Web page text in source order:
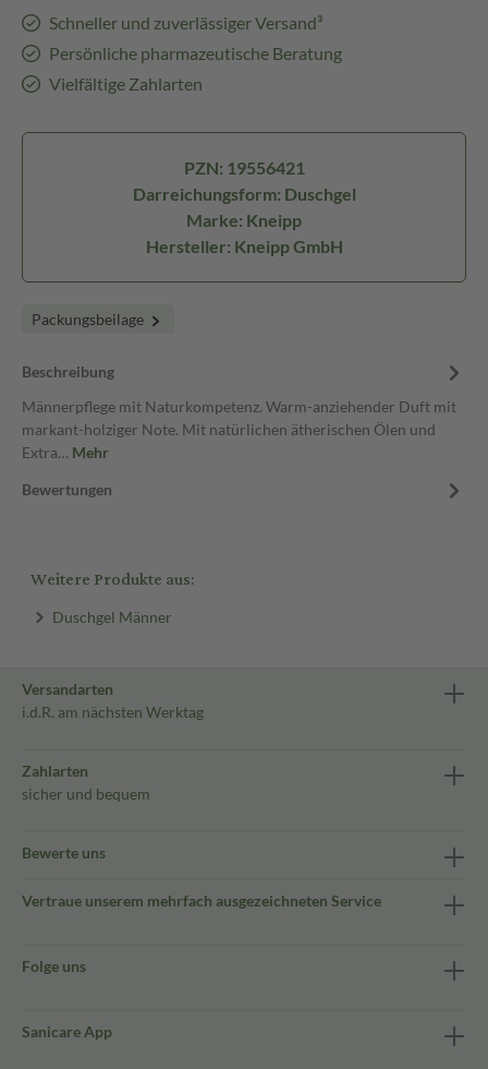
Schneller und zuverlässiger Versand³
Persönliche pharmazeutische Beratung
Vielfältige Zahlarten
PZN: 19556421
Darreichungsform: Duschgel
Marke: Kneipp
Hersteller: Kneipp GmbH
Packungsbeilage
Beschreibung
Männerpflege mit Naturkompetenz. Warm-anziehender Duft mit
markant-holziger Note. Mit natürlichen ätherischen Ölen und
Extra… Mehr
Bewertungen
Weitere Produkte aus:
Duschgel Männer
Versandarten
i.d.R. am nächsten Werktag
Zahlarten
sicher und bequem
Bewerte uns
Vertraue unserem mehrfach ausgezeichneten Service
Folge uns
Sanicare App